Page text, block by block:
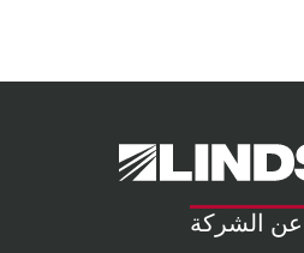
Lindsay.
Link
homepage
عن الشركة